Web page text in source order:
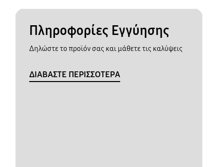
Πληροφορίες Εγγύησης
Δηλώστε το προϊόν σας και μάθετε τις καλύψεις
ΔΙΑΒΑΣΤΕ ΠΕΡΙΣΣΟΤΕΡΑ